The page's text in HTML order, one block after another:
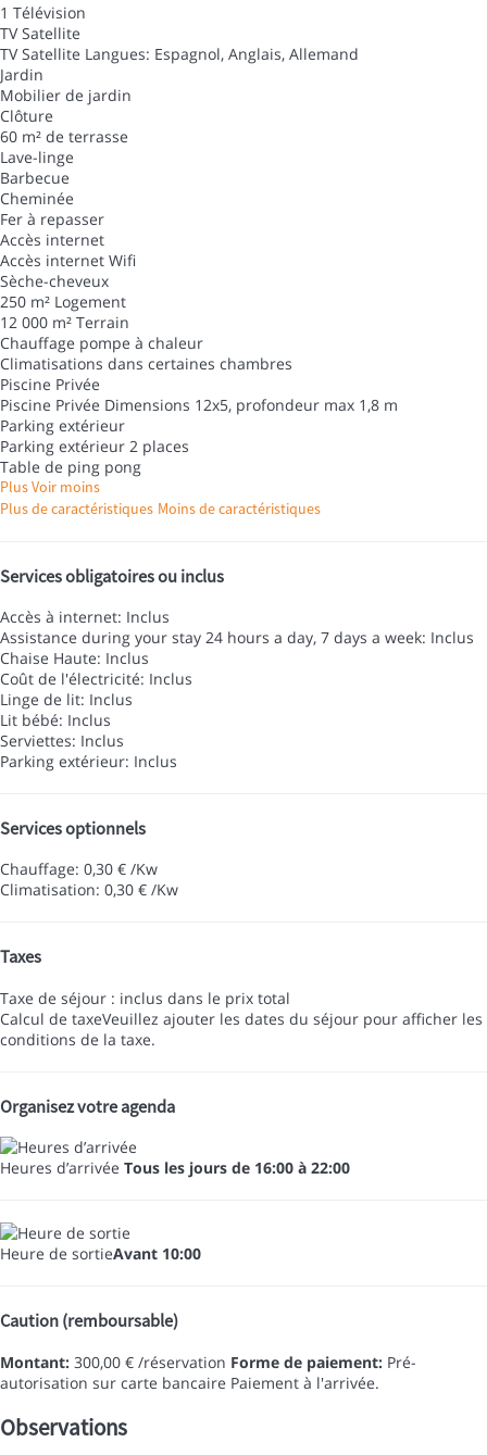
1 Télévision
TV Satellite
TV Satellite Langues: Espagnol, Anglais, Allemand
Jardin
Mobilier de jardin
Clôture
60 m² de terrasse
Lave-linge
Barbecue
Cheminée
Fer à repasser
Accès internet
Accès internet Wifi
Sèche-cheveux
250 m² Logement
12 000 m² Terrain
Chauffage pompe à chaleur
Climatisations dans certaines chambres
Piscine Privée
Piscine Privée Dimensions 12x5, profondeur max 1,8 m
Parking extérieur
Parking extérieur 2 places
Table de ping pong
PlusVoir moins
Plus de caractéristiques Moins de caractéristiques
Services obligatoires ou inclus
Accès à internet: Inclus
Assistance during your stay 24 hours a day, 7 days a week: Inclus
Chaise Haute: Inclus
Coût de l'électricité: Inclus
Linge de lit: Inclus
Lit bébé: Inclus
Serviettes: Inclus
Parking extérieur: Inclus
Services optionnels
Chauffage: 0,30 € /Kw
Climatisation: 0,30 € /Kw
Taxes
Taxe de séjour : inclus dans le prix total
Calcul de taxeVeuillez ajouter les dates du séjour pour afficher les
conditions de la taxe.
Organisez votre agenda
Heures d’arrivée Tous les jours de 16:00 à 22:00
Heure de sortieAvant 10:00
Caution (remboursable)
Montant: 300,00 € /réservation Forme de paiement: Pré-
autorisation sur carte bancaire Paiement à l'arrivée.
Observations